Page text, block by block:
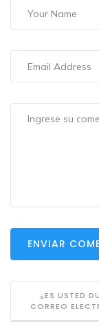
ENVIAR
¿ES USTED
CORREO